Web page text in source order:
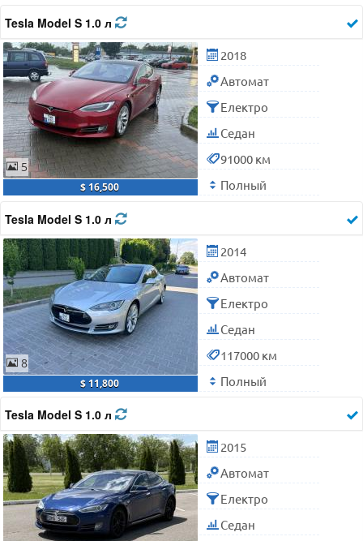
Tesla Model S 1.0 л
5
$ 16,500
2018
Автомат
Електро
Седан
91000 км
Полный
Tesla Model S 1.0 л
8
$ 11,800
2014
Автомат
Електро
Седан
117000 км
Полный
Tesla Model S 1.0 л
2015
Автомат
Електро
Седан